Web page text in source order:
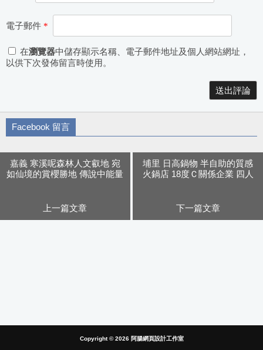
電子郵件 *
在瀏覽器中儲存顯示名稱、電子郵件地址及個人網站網址，
以供下次發佈留言時使用。
Facebook 留言
嘉義 寒溪呢森林人文叡地 宛
如仙境的賞櫻勝地 傳說中能量
上一篇文章
埔里 日高鍋物 半自助的質感
火鍋店 18度Ｃ關係企業 四人
下一篇文章
Copyright © 2026 阿腸網頁設計工作室